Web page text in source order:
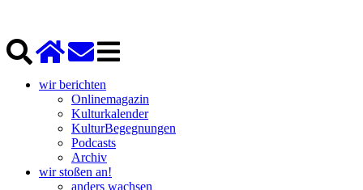
wir berichten
Onlinemagazin
Kulturkalender
KulturBegegnungen
Podcasts
Archiv
wir stoßen an!
anders wachsen